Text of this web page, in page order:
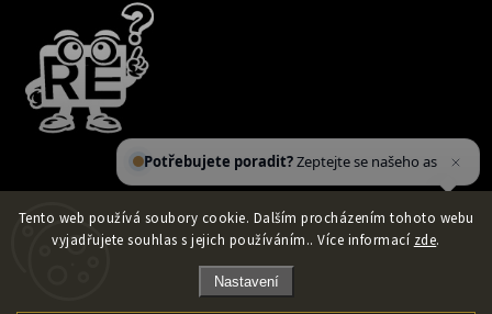
Tento web používá soubory cookie. Dalším procházením tohoto webu
vyjadřujete souhlas s jejich používáním.. Více informací zde.
Nastavení
Potřebujete poradit?Zeptejte se našeho
asistentaChettyho.